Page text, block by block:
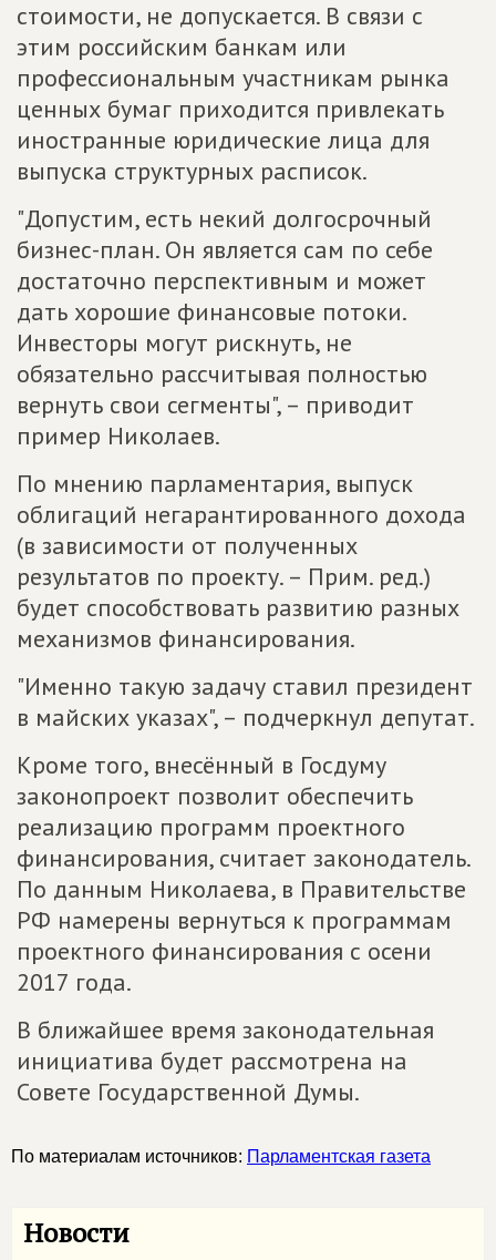
стоимости, не допускается. В связи с
этим российским банкам или
профессиональным участникам рынка
ценных бумаг приходится привлекать
иностранные юридические лица для
выпуска структурных расписок.
"Допустим, есть некий долгосрочный
бизнес-план. Он является сам по себе
достаточно перспективным и может
дать хорошие финансовые потоки.
Инвесторы могут рискнуть, не
обязательно рассчитывая полностью
вернуть свои сегменты", – приводит
пример Николаев.
По мнению парламентария, выпуск
облигаций негарантированного дохода
(в зависимости от полученных
результатов по проекту. – Прим. ред.)
будет способствовать развитию разных
механизмов финансирования.
"Именно такую задачу ставил президент
в майских указах", – подчеркнул депутат.
Кроме того, внесённый в Госдуму
законопроект позволит обеспечить
реализацию программ проектного
финансирования, считает законодатель.
По данным Николаева, в Правительстве
РФ намерены вернуться к программам
проектного финансирования с осени
2017 года.
В ближайшее время законодательная
инициатива будет рассмотрена на
Совете Государственной Думы.
По материалам источников: Парламентская газета
Новости